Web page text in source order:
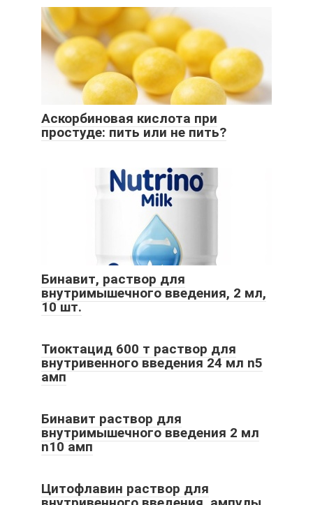
Аскорбиновая кислота при
простуде: пить или не пить?
Бинавит, раствор для
внутримышечного введения, 2 мл,
10 шт.
Тиоктацид 600 т раствор для
внутривенного введения 24 мл n5
амп
Бинавит раствор для
внутримышечного введения 2 мл
n10 амп
Цитофлавин раствор для